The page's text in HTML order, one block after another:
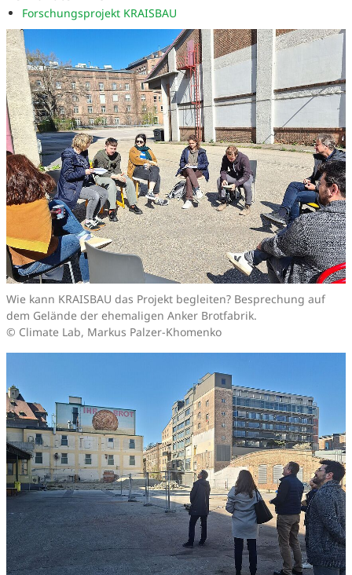
Forschungsprojekt KRAISBAU
Wie kann KRAISBAU das Projekt begleiten? Besprechung auf
dem Gelände der ehemaligen Anker Brotfabrik.
© Climate Lab, Markus Palzer-Khomenko